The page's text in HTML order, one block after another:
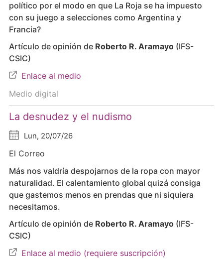
político por el modo en que La Roja se ha impuesto
con su juego a selecciones como Argentina y
Francia?
Artículo de opinión de Roberto R. Aramayo(IFS-
CSIC)
Enlace al medio
Medio digital
La desnudez y el nudismo
Lun, 20/07/26
El Correo
Más nos valdría despojarnos de la ropa con mayor
naturalidad. El calentamiento global quizá consiga
que gastemos menos en prendas que ni siquiera
necesitamos.
Artículo de opinión de Roberto R. Aramayo(IFS-
CSIC)
Enlace al medio (requiere suscripción)